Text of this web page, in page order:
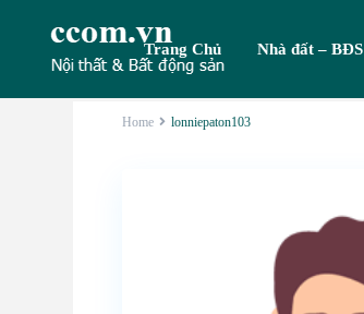
Trang Chủ Nhà đất – BĐS
Home lonniepaton103